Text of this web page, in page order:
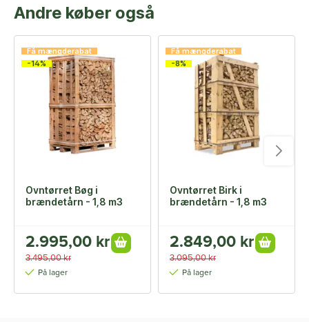
Andre køber også
Få mængderabat
-14%
Ovntørret Bøg i
brændetårn - 1,8 m3
2.995,00 kr
3.495,00 kr
På lager
Få mængderabat
-8%
Ovntørret Birk i
brændetårn - 1,8 m3
2.849,00 kr
3.095,00 kr
På lager